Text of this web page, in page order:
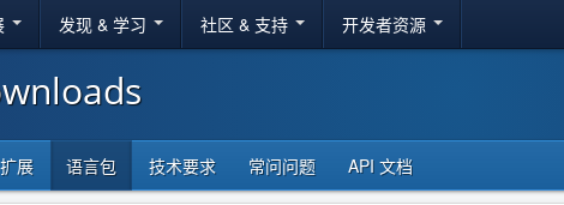
发现 & 学习 社区 & 支持 开发者资源
扩展 语言包 技术要求 常问问题 API 文档